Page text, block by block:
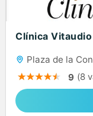
Clínica
Plaza de la
9 (8